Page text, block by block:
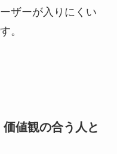
ザーが入りにくい
。
値観の合う人と